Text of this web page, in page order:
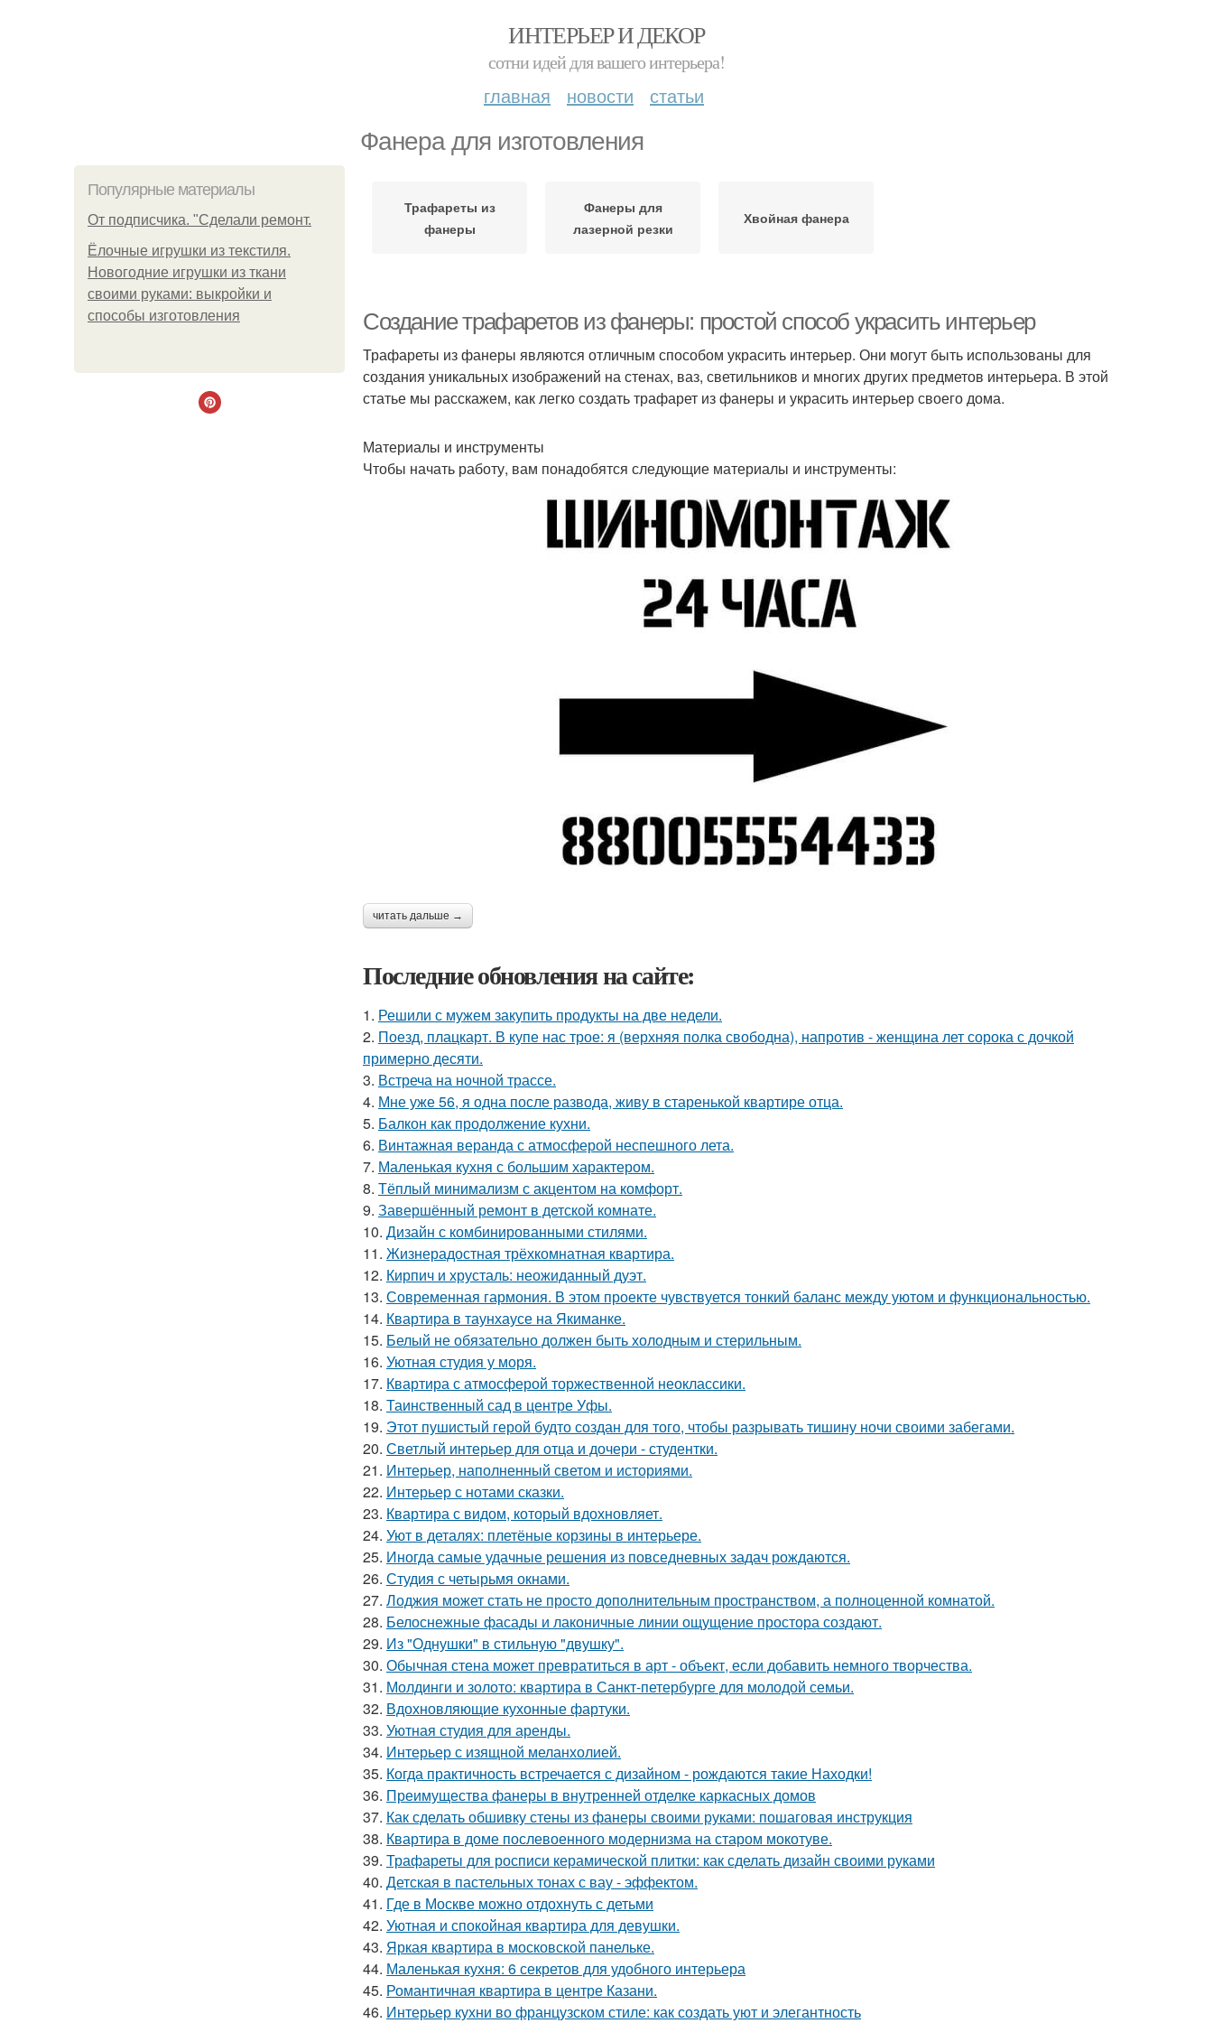
ИНТЕРЬЕР И ДЕКОР
сотни идей для вашего интерьера!
главная новости статьи
Фанера для изготовления
Популярные материалы
От подписчика. "Сделали ремонт.
Ёлочные игрушки из текстиля.
Новогодние игрушки из ткани
своими руками: выкройки и
способы изготовления
Трафареты из
фанеры
Фанеры для
лазерной резки
Хвойная фанера
Создание трафаретов из фанеры: простой способ украсить интерьер
Трафареты из фанеры являются отличным способом украсить интерьер. Они могут быть использованы для
создания уникальных изображений на стенах, ваз, светильников и многих других предметов интерьера. В этой
статье мы расскажем, как легко создать трафарет из фанеры и украсить интерьер своего дома.
Материалы и инструменты
Чтобы начать работу, вам понадобятся следующие материалы и инструменты:
читать дальше →
Последние обновления на сайте:
1. Решили с мужем закупить продукты на две недели.
2. Поезд, плацкарт. В купе нас трое: я (верхняя полка свободна), напротив - женщина лет сорока с дочкой
примерно десяти.
3. Встреча на ночной трассе.
4. Мне уже 56, я одна после развода, живу в старенькой квартире отца.
5. Балкон как продолжение кухни.
6. Винтажная веранда с атмосферой неспешного лета.
7. Маленькая кухня с большим характером.
8. Тёплый минимализм с акцентом на комфорт.
9. Завершённый ремонт в детской комнате.
10. Дизайн с комбинированными стилями.
11. Жизнерадостная трёхкомнатная квартира.
12. Кирпич и хрусталь: неожиданный дуэт.
13. Современная гармония. В этом проекте чувствуется тонкий баланс между уютом и функциональностью.
14. Квартира в таунхаусе на Якиманке.
15. Белый не обязательно должен быть холодным и стерильным.
16. Уютная студия у моря.
17. Квартира с атмосферой торжественной неоклассики.
18. Таинственный сад в центре Уфы.
19. Этот пушистый герой будто создан для того, чтобы разрывать тишину ночи своими забегами.
20. Светлый интерьер для отца и дочери - студентки.
21. Интерьер, наполненный светом и историями.
22. Интерьер с нотами сказки.
23. Квартира с видом, который вдохновляет.
24. Уют в деталях: плетёные корзины в интерьере.
25. Иногда самые удачные решения из повседневных задач рождаются.
26. Студия с четырьмя окнами.
27. Лоджия может стать не просто дополнительным пространством, а полноценной комнатой.
28. Белоснежные фасады и лаконичные линии ощущение простора создают.
29. Из "Однушки" в стильную "двушку".
30. Обычная стена может превратиться в арт - объект, если добавить немного творчества.
31. Молдинги и золото: квартира в Санкт-петербурге для молодой семьи.
32. Вдохновляющие кухонные фартуки.
33. Уютная студия для аренды.
34. Интерьер с изящной меланхолией.
35. Когда практичность встречается с дизайном - рождаются такие Находки!
36. Преимущества фанеры в внутренней отделке каркасных домов
37. Как сделать обшивку стены из фанеры своими руками: пошаговая инструкция
38. Квартира в доме послевоенного модернизма на старом мокотуве.
39. Трафареты для росписи керамической плитки: как сделать дизайн своими руками
40. Детская в пастельных тонах с вау - эффектом.
41. Где в Москве можно отдохнуть с детьми
42. Уютная и спокойная квартира для девушки.
43. Яркая квартира в московской панельке.
44. Маленькая кухня: 6 секретов для удобного интерьера
45. Романтичная квартира в центре Казани.
46. Интерьер кухни во французском стиле: как создать уют и элегантность